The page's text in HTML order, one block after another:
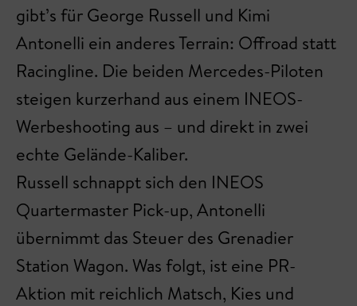
gibt’s für George Russell und Kimi
Antonelli ein anderes Terrain: Offroad statt
Racingline. Die beiden Mercedes-Piloten
steigen kurzerhand aus einem INEOS-
Werbeshooting aus – und direkt in zwei
echte Gelände-Kaliber.
Russell schnappt sich den INEOS
Quartermaster Pick-up, Antonelli
übernimmt das Steuer des Grenadier
Station Wagon. Was folgt, ist eine PR-
Aktion mit reichlich Matsch, Kies und